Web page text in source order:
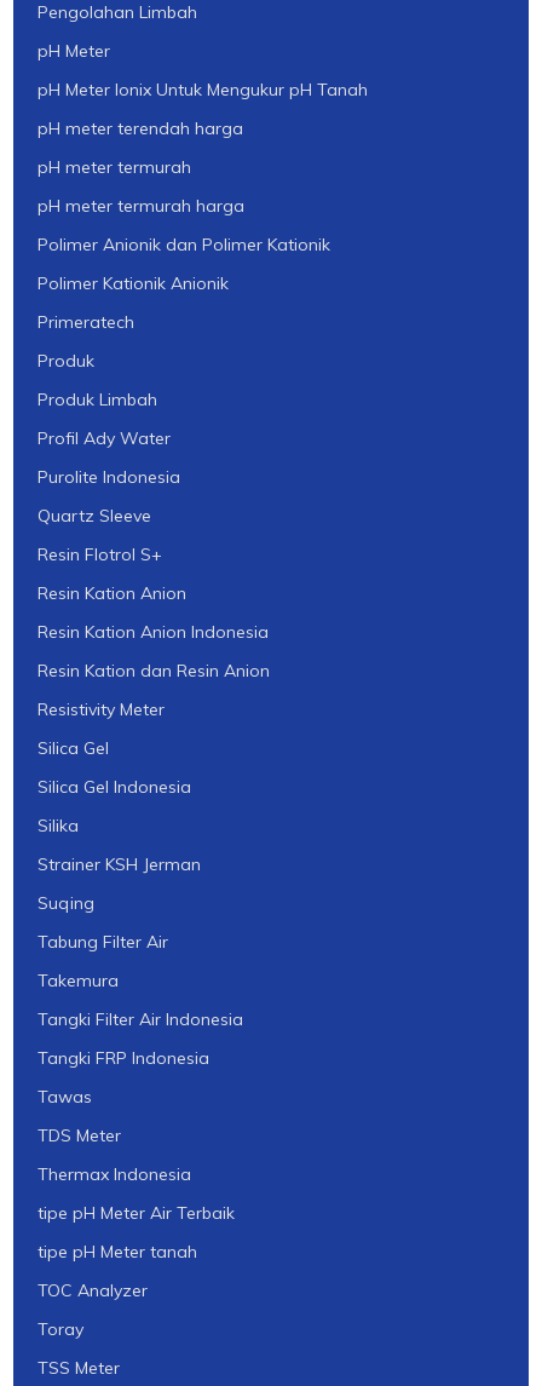
Pengolahan Limbah
pH Meter
pH Meter Ionix Untuk Mengukur pH Tanah
pH meter terendah harga
pH meter termurah
pH meter termurah harga
Polimer Anionik dan Polimer Kationik
Polimer Kationik Anionik
Primeratech
Produk
Produk Limbah
Profil Ady Water
Purolite Indonesia
Quartz Sleeve
Resin Flotrol S+
Resin Kation Anion
Resin Kation Anion Indonesia
Resin Kation dan Resin Anion
Resistivity Meter
Silica Gel
Silica Gel Indonesia
Silika
Strainer KSH Jerman
Suqing
Tabung Filter Air
Takemura
Tangki Filter Air Indonesia
Tangki FRP Indonesia
Tawas
TDS Meter
Thermax Indonesia
tipe pH Meter Air Terbaik
tipe pH Meter tanah
TOC Analyzer
Toray
TSS Meter